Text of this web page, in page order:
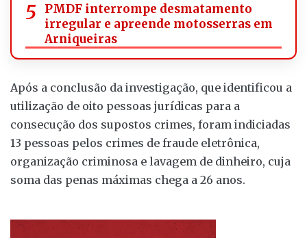
PMDF interrompe desmatamento
irregular e apreende motosserras em
Arniqueiras
Após a conclusão da investigação, que identificou a
utilização de oito pessoas jurídicas para a
consecução dos supostos crimes, foram indiciadas
13 pessoas pelos crimes de fraude eletrônica,
organização criminosa e lavagem de dinheiro, cuja
soma das penas máximas chega a 26 anos.